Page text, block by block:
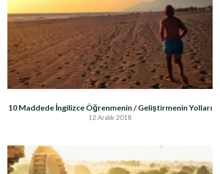
10 Maddede İngilizce Öğrenmenin / Geliştirmenin Yolları
12 Aralık 2018